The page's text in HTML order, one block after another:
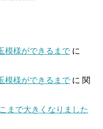
模様ができるまで に
模様ができるまで に 関
まで大きくなりました